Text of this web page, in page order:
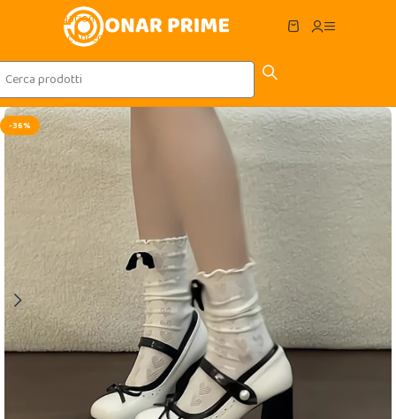
Skip to navigation
Skip to main content
-36%